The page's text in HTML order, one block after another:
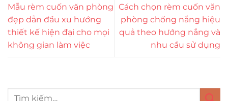
Mẫu rèm cuốn văn phòng
đẹp dẫn đầu xu hướng
thiết kế hiện đại cho mọi
không gian làm việc
Cách chọn rèm cuốn văn
phòng chống nắng hiệu
quả theo hướng nắng và
nhu cầu sử dụng